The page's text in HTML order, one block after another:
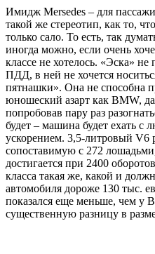
Имидж Mersedes – для
такой же стереотип, как то,
только сало. То есть, так
иногда можно, если очень
классе не хотелось. «Эска»
ПДД, в ней не хочется
пятнашки». Она не способна
юношеский азарт как BMW,
попробовав пару раз
будет – машина будет ехать
ускорением. 3,5-литровый V6
сопоставимую с 272
достигается при 2400
класса такая же, какой и
автомобиля дороже 130 тыс.
показался еще меньше, чем у
существенную разницу в